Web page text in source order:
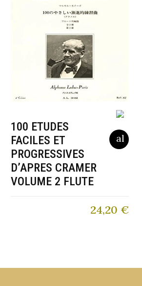
100 ETUDES
FACILES ET
PROGRESSIVES
D’APRES CRAMER
VOLUME 2 FLUTE
24,20 €